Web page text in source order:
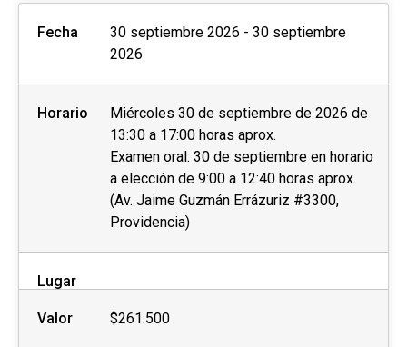
Fecha
30 septiembre 2026 - 30 septiembre
2026
Horario
Miércoles 30 de septiembre de 2026 de
13:30 a 17:00 horas aprox.
Examen oral: 30 de septiembre en horario
a elección de 9:00 a 12:40 horas aprox.
(Av. Jaime Guzmán Errázuriz #3300,
Providencia)
Lugar
Valor $261.500